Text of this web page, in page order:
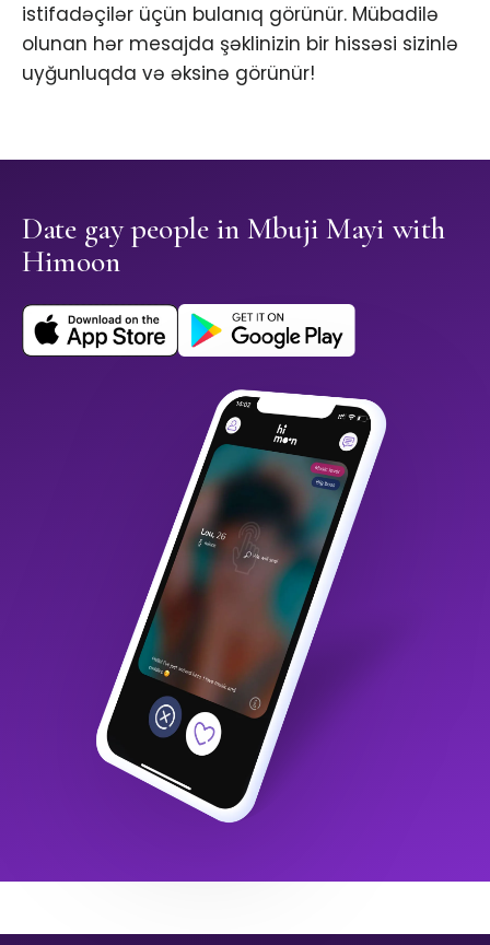
istifadəçilər üçün bulanıq görünür. Mübadilə
olunan hər mesajda şəklinizin bir hissəsi sizinlə
uyğunluqda və əksinə görünür!
Date gay people in Mbuji Mayi with
Himoon